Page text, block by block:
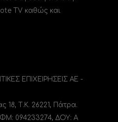
TV καθώς και
ΕΠΙΧΕΙΡΗΣΕΙΣ ΑΕ -
18, Τ.Κ. 26221, Πάτρα.
094233274, ΔΟΥ: A